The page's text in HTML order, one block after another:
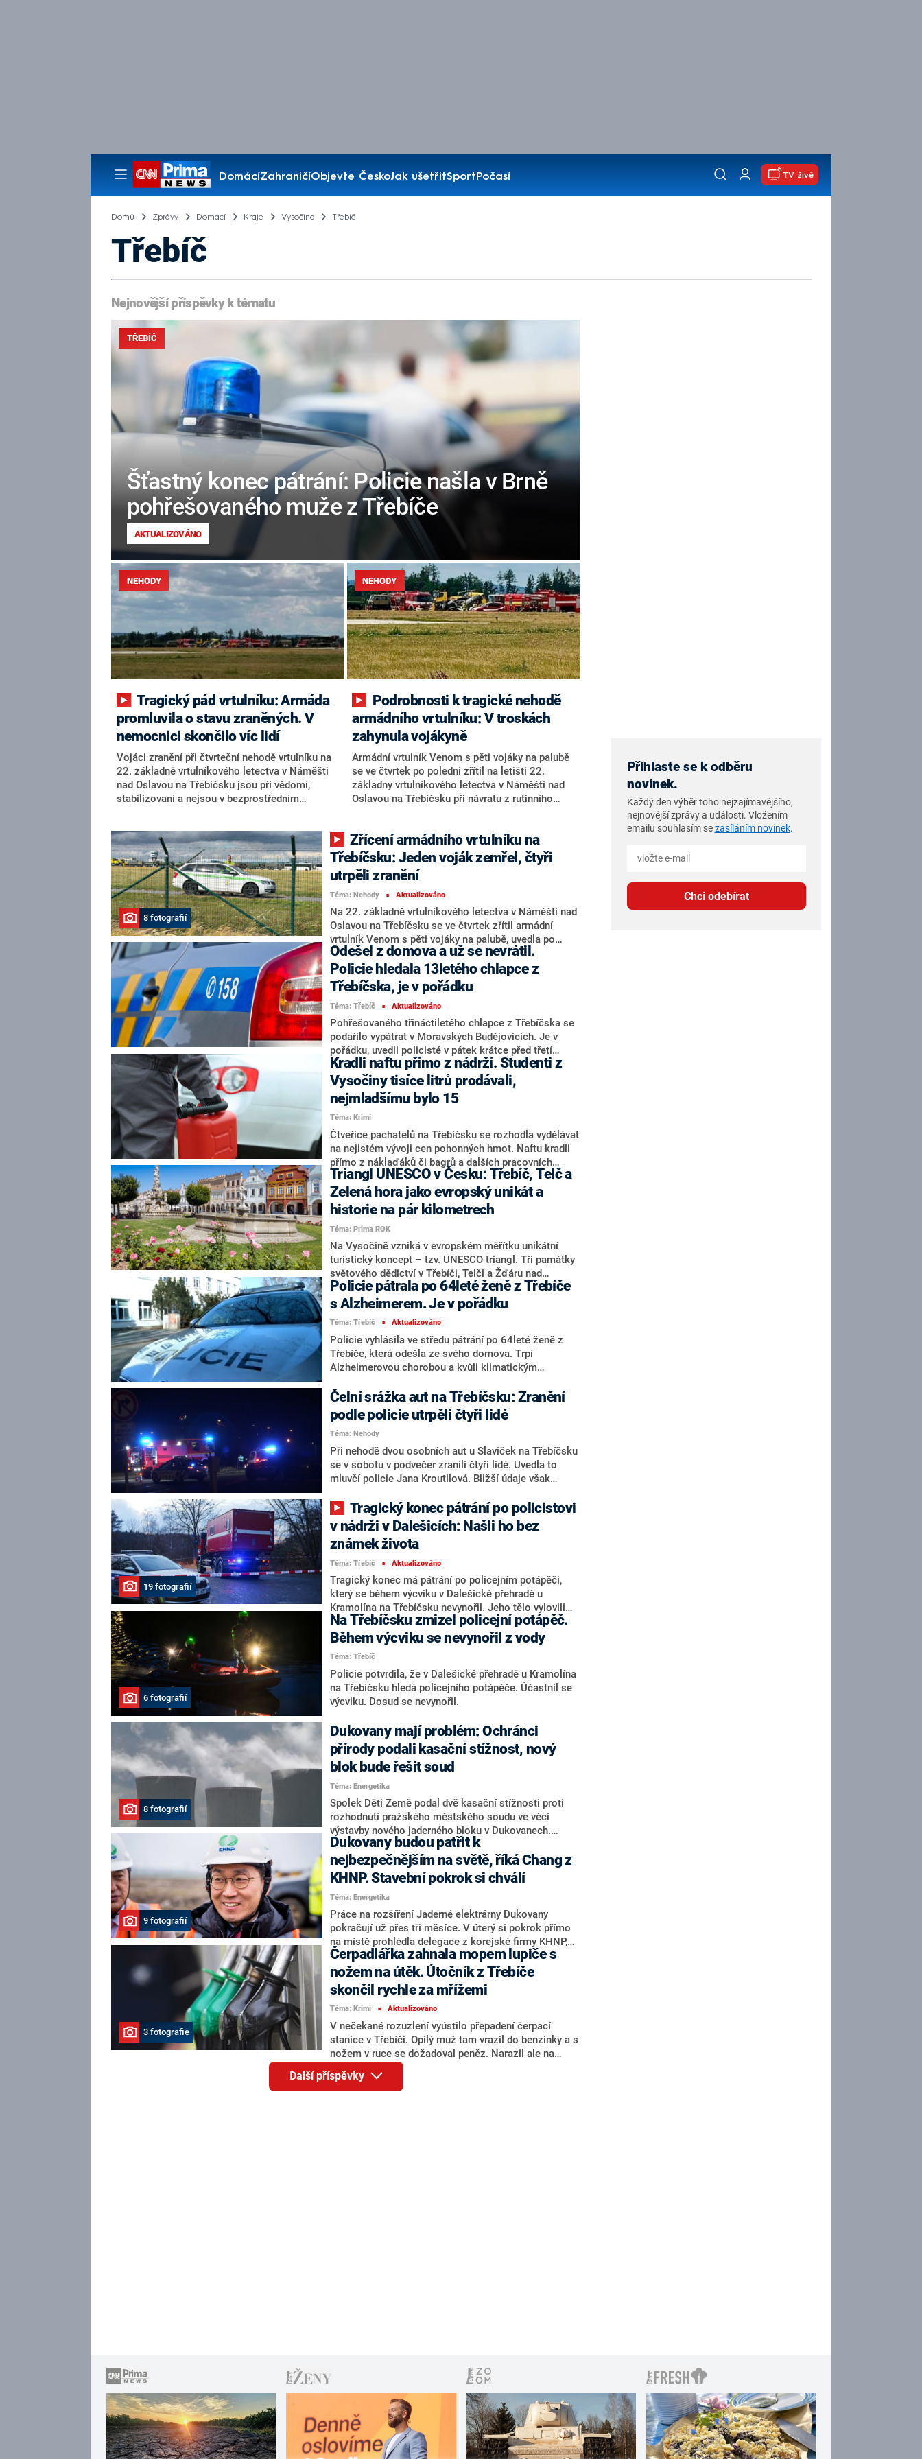
DomácíZahraničíObjevte ČeskoJak ušetřitSportPočasí
Pořady
TV živě
Domů Zprávy Domácí Kraje Vysočina Třebíč
Třebíč
Nejnovější příspěvky k tématu
Šťastný konec pátrání: Policie našla v Brně
pohřešovaného muže z Třebíče
AKTUALIZOVÁNO
TŘEBÍČ
NEHODY
promluvila o stavu zraněných. V
nemocnici skončilo víc lidí
Vojáci zranění při čtvrteční nehodě vrtulníku na
22. základně vrtulníkového letectva v Náměšti
nad Oslavou na Třebíčsku jsou při vědomí,
stabilizovaní a nejsou v bezprostředním
svého vyjádření maximální podporu. Armádní
vrtulník Venom se zřítil ve čtvrtek po poledni při
návratu z rutinního výcvikového letu, jedna
vojákyně zemřela a čtyři vojáci byli zraněni.
Armáda do ukončení vyšetřování pozastavila
provoz všech svých vrtulníků Venom a Viper.
NEHODY
armádního vrtulníku: V troskách
zahynula vojákyně
Armádní vrtulník Venom s pěti vojáky na palubě
se ve čtvrtek po poledni zřítil na letišti 22.
základny vrtulníkového letectva v Náměšti nad
Oslavou na Třebíčsku při návratu z rutinního
základny Petr Slíva. Podle náčelníka generálního
štábu Miroslava Hlaváče při pádu armádního
vrtulníku zemřela příslušnice 22. základny v
Náměšti nad Oslavou. Další čtyři vojáci při
nehodě utrpěli zranění.
8 fotografií
Třebíčsku: Jeden voják zemřel, čtyři
utrpěli zranění
Téma: Nehody ■ Aktualizováno
Na 22. základně vrtulníkového letectva v Náměšti nad
Oslavou na Třebíčsku se ve čtvrtek zřítil armádní
vrtulník Venom s pěti vojáky na palubě, uvedla po
poledni na síti X armáda. Při neštěstí zemřel nejméně
jeden voják. Zbylí čtyři utrpěli zranění. Armáda až do
vyšetření příčiny čtvrtečního neštěstí pozastavila
provoz všech vrtulníků systému H-1.
Odešel z domova a už se nevrátil.
Policie hledala 13letého chlapce z
Třebíčska, je v pořádku
Téma: Třebíč ■ Aktualizováno
Pohřešovaného třináctiletého chlapce z Třebíčska se
podařilo vypátrat v Moravských Budějovicích. Je v
pořádku, uvedli policisté v pátek krátce před třetí
hodinou na sociální síti X.
Kradli naftu přímo z nádrží. Studenti z
Vysočiny tisíce litrů prodávali,
nejmladšímu bylo 15
Téma: Krimi
Čtveřice pachatelů na Třebíčsku se rozhodla vydělávat
na nejistém vývoji cen pohonných hmot. Naftu kradli
přímo z náklaďáků či bagrů a dalších pracovních
strojů na přelomu března a dubna a dále ji
přeprodávali. Věk obviněných je překvapující – dvěma
ještě ani nebylo osmnáct let, zbylí dva jsou dvacetiletí.
Všichni ale čelí obvinění, že se dopustili dvou
trestných činů. Kriminalisté případ nadále prošetřují.
Triangl UNESCO v Česku: Třebíč, Telč a
Zelená hora jako evropský unikát a
historie na pár kilometrech
Téma: Prima ROK
Na Vysočině vzniká v evropském měřítku unikátní
turistický koncept – tzv. UNESCO triangl. Tři památky
světového dědictví v Třebíči, Telči a Žďáru nad
Sázavou leží jen několik desítek kilometrů od sebe a
spojuje je nejen historie, ale i společná snaha o
Policie pátrala po 64leté ženě z Třebíče
s Alzheimerem. Je v pořádku
Téma: Třebíč ■ Aktualizováno
Policie vyhlásila ve středu pátrání po 64leté ženě z
Třebíče, která odešla ze svého domova. Trpí
Alzheimerovou chorobou a kvůli klimatickým
policie na svém X. Po sedmé hodině na svém X
doplnila, že ženu našla a je v pořádku.
Čelní srážka aut na Třebíčsku: Zranění
podle policie utrpěli čtyři lidé
Téma: Nehody
Při nehodě dvou osobních aut u Slaviček na Třebíčsku
se v sobotu v podvečer zranili čtyři lidé. Uvedla to
mluvčí policie Jana Kroutilová. Bližší údaje však
19 fotografií
v nádrži v Dalešicích: Našli ho bez
známek života
Téma: Třebíč ■ Aktualizováno
Tragický konec má pátrání po policejním potápěči,
který se během výcviku v Dalešické přehradě u
Kramolína na Třebíčsku nevynořil. Jeho tělo vylovili
kolegové po několika hodinách z hloubky zhruba 20
metrů bez známek života. Příčiny této tragédie
6 fotografií
Na Třebíčsku zmizel policejní potápěč.
Během výcviku se nevynořil z vody
Téma: Třebíč
Policie potvrdila, že v Dalešické přehradě u Kramolína
na Třebíčsku hledá policejního potápěče. Účastnil se
výcviku. Dosud se nevynořil.
8 fotografií
Dukovany mají problém: Ochránci
přírody podali kasační stížnost, nový
blok bude řešit soud
Téma: Energetika
Spolek Děti Země podal dvě kasační stížnosti proti
rozhodnutí pražského městského soudu ve věci
výstavby nového jaderného bloku v Dukovanech.
Případem se tak bude zabývat Nejvyšší správní soud,
podle spolku by mohl rozhodnout do konce letošního
dubna. Spolek o tom v pátek informoval v tiskové
zprávě.
9 fotografií
Dukovany budou patřit k
nejbezpečnějším na světě, říká Chang z
KHNP. Stavební pokrok si chválí
Téma: Energetika
Práce na rozšíření Jaderné elektrárny Dukovany
pokračují už přes tři měsíce. V úterý si pokrok přímo
na místě prohlédla delegace z korejské firmy KHNP,
která letos v létě s českou vládou podepsala smlouvu
na „zakázku století“. Viceprezident společnosti pro
dukovanský projekt Harry Chang si prozatím stavbu
chválí. V rozhovoru pro CNN Prima NEWS také uvedl,
že z hlediska zabezpečení bude jaderná elektrárna
patřit ke světové špičce.
3 fotografie
Čerpadlářka zahnala mopem lupiče s
nožem na útěk. Útočník z Třebíče
skončil rychle za mřížemi
Téma: Krimi ■ Aktualizováno
V nečekané rozuzlení vyústilo přepadení čerpací
stanice v Třebíči. Opilý muž tam vrazil do benzinky a s
nožem v ruce se dožadoval peněz. Narazil ale na
neohroženou obsluhu, která ho vyhnala mopem.
Kriminálníka s bohatou trestní minulostí krátce nato
dopadli policisté, kteří ho nejprve nechali vystřízlivět
Další příspěvky
Přihlaste se k odběru
novinek.
Každý den výběr toho nejzajímavějšího,
nejnovější zprávy a události. Vložením
emailu souhlasím sezasíláním novinek.
Chci odebírat